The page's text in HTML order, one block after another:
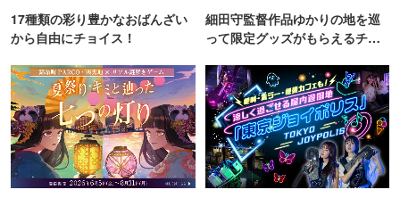
17種類の彩り豊かなおばんざい
から自由にチョイス！
細田守監督作品ゆかりの地を巡
って限定グッズがもらえるチャ